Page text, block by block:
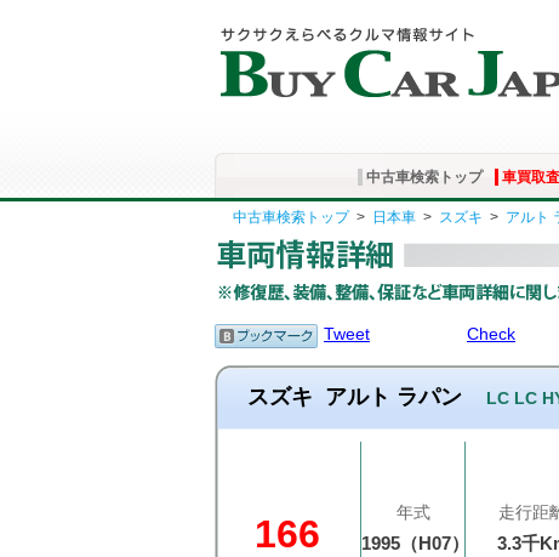
中古車検索トップ 車買取
中古車検索トップ> 日本車 > スズキ > アルト
Tweet Check
スズキ アルト ラパン LC LC
166 年式
1995（H07）
走行距
3.3千